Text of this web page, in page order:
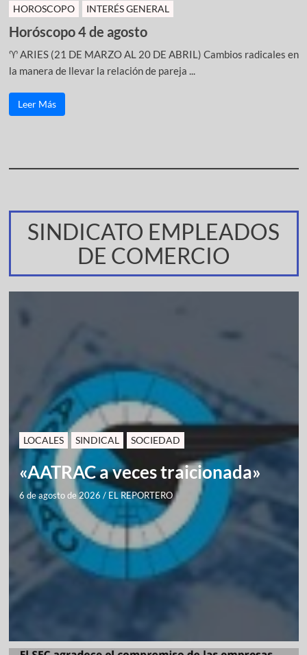
HOROSCOPO INTERÉS GENERAL
Horóscopo 4 de agosto
♈ ARIES (21 DE MARZO AL 20 DE ABRIL) Cambios radicales en
la manera de llevar la relación de pareja ...
Leer Más
SINDICATO EMPLEADOS
DE COMERCIO
LOCALES SINDICAL SOCIEDAD
«AATRAC a veces traicionada»
6 de agosto de 2026 / EL REPORTERO